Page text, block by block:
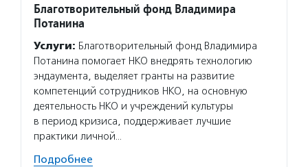
Благотворительный фонд Владимира
Потанина
Услуги: Благотворительный фонд Владимира
Потанина помогает НКО внедрять технологию
эндаумента, выделяет гранты на развитие
компетенций сотрудников НКО, на основную
деятельность НКО и учреждений культуры
в период кризиса, поддерживает лучшие
практики личной…
Подробнее